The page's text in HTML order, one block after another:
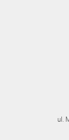
ul.